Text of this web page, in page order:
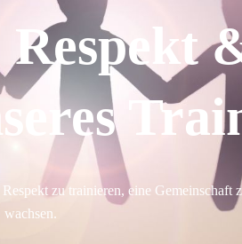
zu trainieren, eine
wachsen.